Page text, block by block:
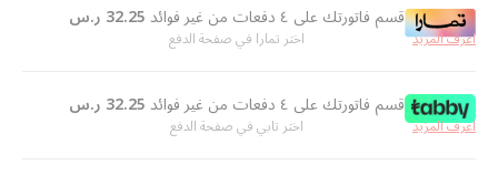
قسم فاتورتك على ٤ دفعات من غير فوائد 32.25 ر.س
اختر تمارا في صفحة الدفع اعرف المزيد
قسم فاتورتك على ٤ دفعات من غير فوائد 32.25 ر.س
اختر تابي في صفحة الدفع اعرف المزيد